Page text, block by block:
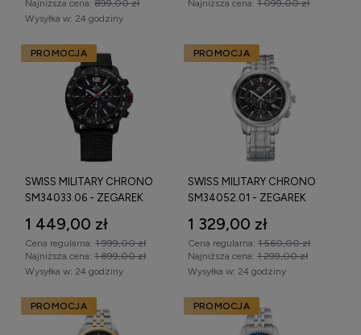
najlepiej dopasowany do swoich oczekiwań.
Najniższa cena: 899,00 zł
Wysyłka w: 24 godziny
Najniższa cena: 1 099,00 zł
SWISS MILITARY CHRONO
SM34033.06 - ZEGAREK
1 449,00 zł
Cena regularna: 1 999,00 zł
Najniższa cena: 1 899,00 zł
Wysyłka w: 24 godziny
PROMOCJA
SWISS MILITARY CHRONO
SM34052.01 - ZEGAREK
1 329,00 zł
Cena regularna: 1 560,00 zł
Najniższa cena: 1 299,00 zł
Wysyłka w: 24 godziny
PROMOCJA
PROMOCJA PROMOCJA